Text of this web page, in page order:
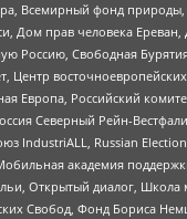
Всемирный фонд
Дом прав человека
Россию, Свободная
Центр
Европа, Российский
Северный Рейн-
IndustriALL, Russian
академия
Открытый диалог,
Свобод, Фонд Бориса